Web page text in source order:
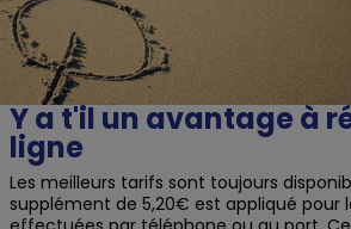
À Bord
Liens Utiles
Y a t'il un avantage à
ligne
Les meilleurs tarifs sont toujours
supplément de 5,20€ est appliqué pour